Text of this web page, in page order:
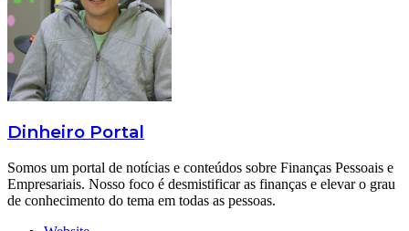
Dinheiro Portal
Somos um portal de notícias e conteúdos sobre Finanças Pessoais e
Empresariais. Nosso foco é desmistificar as finanças e elevar o grau
de conhecimento do tema em todas as pessoas.